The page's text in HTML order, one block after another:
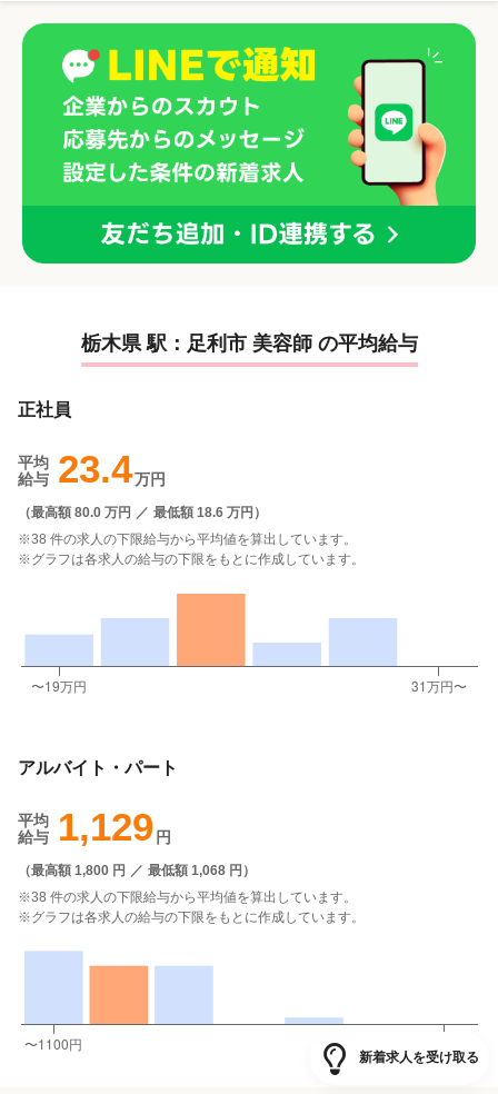
栃木県 駅：足利市 美容師 の平均給与
正社員
平均
給与 23.4万円
（最高額 80.0 万円 ／ 最低額 18.6 万円 ）
※38 件の求人の下限給与から平均値を算出しています。
※グラフは各求人の給与の下限をもとに作成しています。
アルバイト・パート
平均
給与
1,129 円
（最高額 1,800 円 ／ 最低額 1,068 円 ）
※38 件の求人の下限給与から平均値を算出しています。
※グラフは各求人の給与の下限をもとに作成しています。
新着求人を受け取る